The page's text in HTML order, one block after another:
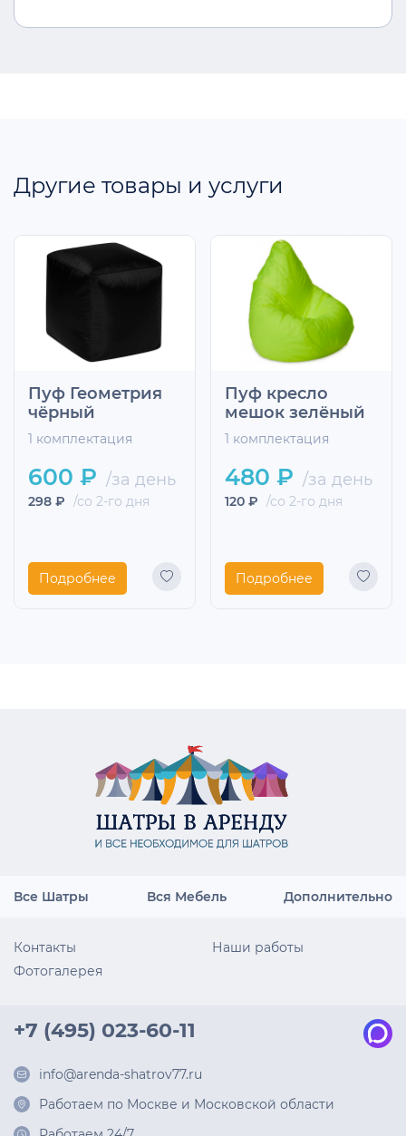
Другие товары и услуги
Пуф Геометрия
чёрный
1 комплектация
600 ₽ /за день
298 ₽ /со 2-го дня
Подробнее
Пуф кресло
мешок зелёный
1 комплектация
480 ₽ /за день
120 ₽ /со 2-го дня
Подробнее
Все Шатры Вся Мебель Дополнительно
Контакты
Наши работы
Фотогалерея
+7 (495) 023-60-11
info@arenda-shatrov77.ru
Работаем по Москве и Московской области